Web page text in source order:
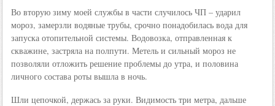
Во вторую зиму моей службы в части случилось ЧП – ударил
мороз, замерзли водяные трубы, срочно понадобилась вода для
запуска отопительной системы. Водовозка, отправленная к
скважине, застряла на полпути. Метель и сильный мороз не
позволяли отложить решение проблемы до утра, и половина
личного состава роты вышла в ночь.
Шли цепочкой, держась за руки. Видимость три метра, дальше